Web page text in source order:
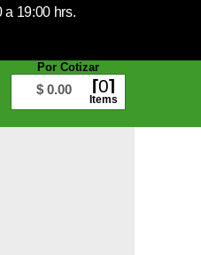
a 19:00 hrs.
Por Cotizar
$ 0.00 0
Items